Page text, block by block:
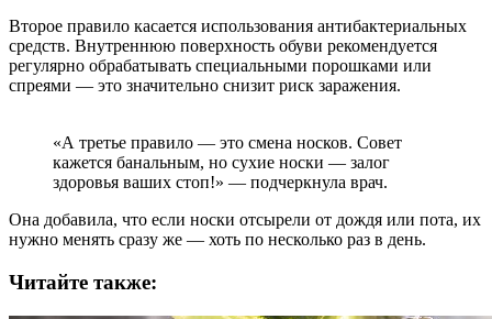
Второе правило касается использования антибактериальных
средств. Внутреннюю поверхность обуви рекомендуется
регулярно обрабатывать специальными порошками или
спреями — это значительно снизит риск заражения.
«А третье правило — это смена носков. Совет
кажется банальным, но сухие носки — залог
здоровья ваших стоп!» — подчеркнула врач.
Она добавила, что если носки отсырели от дождя или пота, их
нужно менять сразу же — хоть по несколько раз в день.
Читайте также: